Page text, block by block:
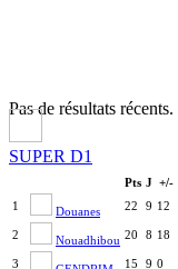
Pas de résultats récents.
SUPER D1
Pts J +/-
1
Douanes 22 9 12
2 Nouadhibou 20 8 18
3 15 9 0